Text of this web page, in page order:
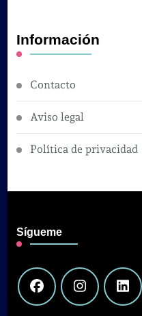
Información
Contacto
Aviso legal
Política de privacidad
Sígueme